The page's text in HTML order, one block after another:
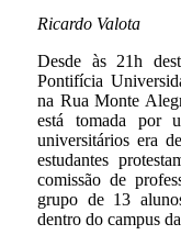
Ricardo Valota
Desde às 21h
Pontifícia
na Rua Monte
está tomada por
universitários era
estudantes
comissão de
grupo de 13
dentro do campus